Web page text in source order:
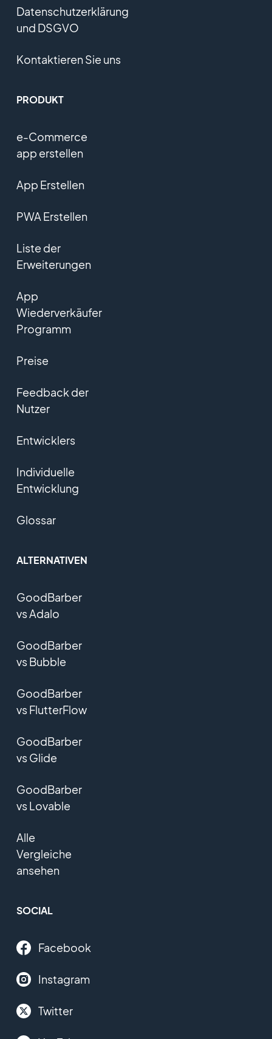
Datenschutzerklärung
und DSGVO
Kontaktieren Sie uns
PRODUKT
e-Commerce
app erstellen
App Erstellen
PWA Erstellen
Liste der
Erweiterungen
App
Wiederverkäufer
Programm
Preise
Feedback der
Nutzer
Entwicklers
Individuelle
Entwicklung
Glossar
ALTERNATIVEN
GoodBarber
vs Adalo
GoodBarber
vs Bubble
GoodBarber
vs FlutterFlow
GoodBarber
vs Glide
GoodBarber
vs Lovable
Alle
Vergleiche
ansehen
SOCIAL
Facebook
Instagram
Twitter